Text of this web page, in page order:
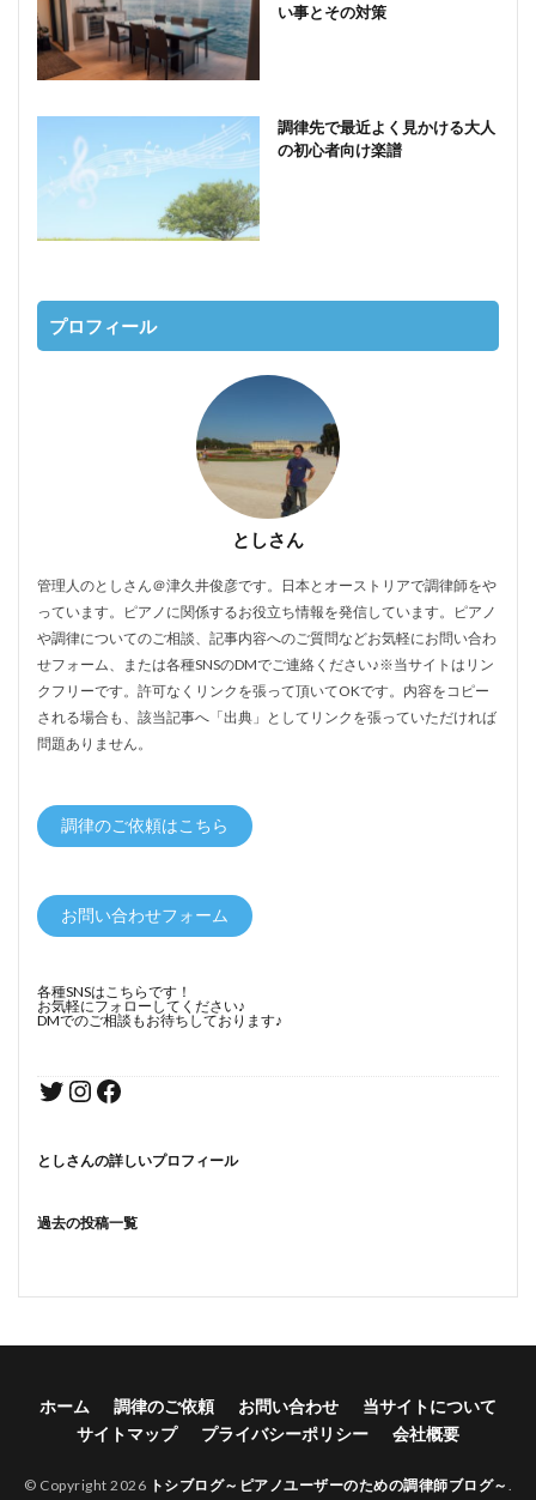
い事とその対策
調律先で最近よく見かける大人
の初心者向け楽譜
プロフィール
としさん
管理人のとしさん＠津久井俊彦です。日本とオーストリアで調律師をや
っています。ピアノに関係するお役立ち情報を発信しています。ピアノ
や調律についてのご相談、記事内容へのご質問などお気軽にお問い合わ
せフォーム、または各種SNSのDMでご連絡ください♪※当サイトはリン
クフリーです。許可なくリンクを張って頂いてOKです。内容をコピー
される場合も、該当記事へ「出典」としてリンクを張っていただければ
問題ありません。
調律のご依頼はこちら
お問い合わせフォーム
各種SNSはこちらです！
お気軽にフォローしてください♪
DMでのご相談もお待ちしております♪
としさんの詳しいプロフィール
過去の投稿一覧
ホーム 調律のご依頼 お問い合わせ
当サイトについて
サイトマップ
プライバシーポリシー 会社概要
© Copyright 2026 トシブログ～ピアノユーザーのための調律師ブログ～ .